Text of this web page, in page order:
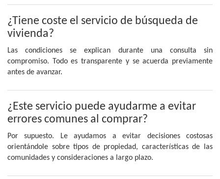
¿Tiene coste el servicio de búsqueda de
vivienda?
Las condiciones se explican durante una consulta sin
compromiso. Todo es transparente y se acuerda previamente
antes de avanzar.
¿Este servicio puede ayudarme a evitar
errores comunes al comprar?
Por supuesto. Le ayudamos a evitar decisiones costosas
orientándole sobre tipos de propiedad, características de las
comunidades y consideraciones a largo plazo.